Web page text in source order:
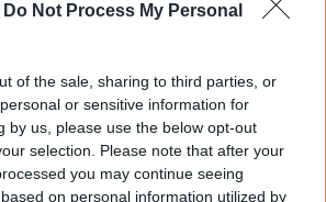
Do Not Process My Personal
of the sale, sharing to third parties, or
or sensitive information for
by us, please use the below opt-out
selection. Please note that after your
you may continue seeing
on personal information utilized by
vist storform på rulleski i sommer og
Fødsel
SC-